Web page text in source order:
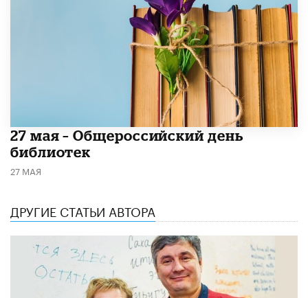
​27 мая – Общероссийский день
библиотек
27 МАЯ
ДРУГИЕ СТАТЬИ АВТОРА